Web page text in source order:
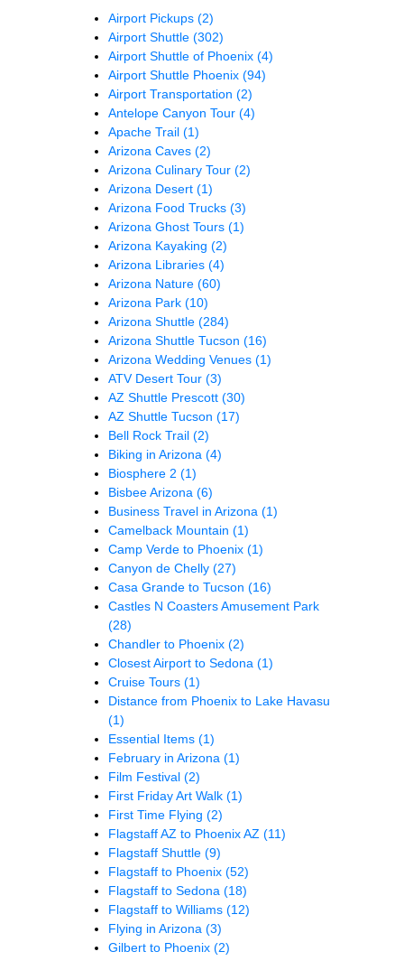
Airport Pickups (2)
Airport Shuttle (302)
Airport Shuttle of Phoenix (4)
Airport Shuttle Phoenix (94)
Airport Transportation (2)
Antelope Canyon Tour (4)
Apache Trail (1)
Arizona Caves (2)
Arizona Culinary Tour (2)
Arizona Desert (1)
Arizona Food Trucks (3)
Arizona Ghost Tours (1)
Arizona Kayaking (2)
Arizona Libraries (4)
Arizona Nature (60)
Arizona Park (10)
Arizona Shuttle (284)
Arizona Shuttle Tucson (16)
Arizona Wedding Venues (1)
ATV Desert Tour (3)
AZ Shuttle Prescott (30)
AZ Shuttle Tucson (17)
Bell Rock Trail (2)
Biking in Arizona (4)
Biosphere 2 (1)
Bisbee Arizona (6)
Business Travel in Arizona (1)
Camelback Mountain (1)
Camp Verde to Phoenix (1)
Canyon de Chelly (27)
Casa Grande to Tucson (16)
Castles N Coasters Amusement Park
(28)
Chandler to Phoenix (2)
Closest Airport to Sedona (1)
Cruise Tours (1)
Distance from Phoenix to Lake Havasu
(1)
Essential Items (1)
February in Arizona (1)
Film Festival (2)
First Friday Art Walk (1)
First Time Flying (2)
Flagstaff AZ to Phoenix AZ (11)
Flagstaff Shuttle (9)
Flagstaff to Phoenix (52)
Flagstaff to Sedona (18)
Flagstaff to Williams (12)
Flying in Arizona (3)
Gilbert to Phoenix (2)